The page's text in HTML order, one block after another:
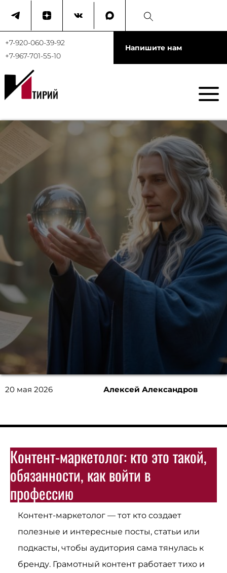
+7-920-060-39-92
+7-967-701-55-10
Напишите нам
20 мая 2026 Алексей Александров
Контент-маркетолог: кто это такой,
обязанности, как войти в
профессию
Контент-маркетолог — тот кто создает
полезные и интересные посты, статьи или
подкасты, чтобы аудитория сама тянулась к
бренду. Грамотный контент работает тихо и